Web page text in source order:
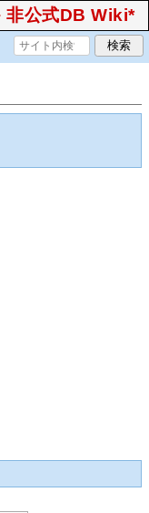
非公式DB Wiki*